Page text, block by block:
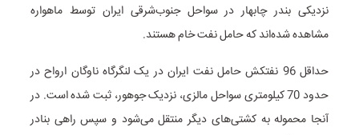
نزدیکی بندر چابهار در سواحل جنوب‌شرقی ایران توسط ماهواره
مشاهده شده‌اند که حامل نفت خام هستند.
حداقل 96 نفتکش حامل نفت ایران در یک لنگرگاه ناوگان ارواح در
حدود 70 کیلومتری سواحل مالزی، نزدیک جوهور، ثبت شده است. در
آنجا محموله به کشتی‌های دیگر منتقل می‌شود و سپس راهی بنادر